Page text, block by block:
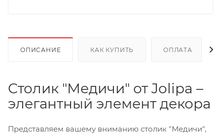
ОПИСАНИЕ КАК КУПИТЬ ОПЛАТА
Столик "Медичи" от Jolipa –
элегантный элемент декора
Представляем вашему вниманию столик "Медичи",